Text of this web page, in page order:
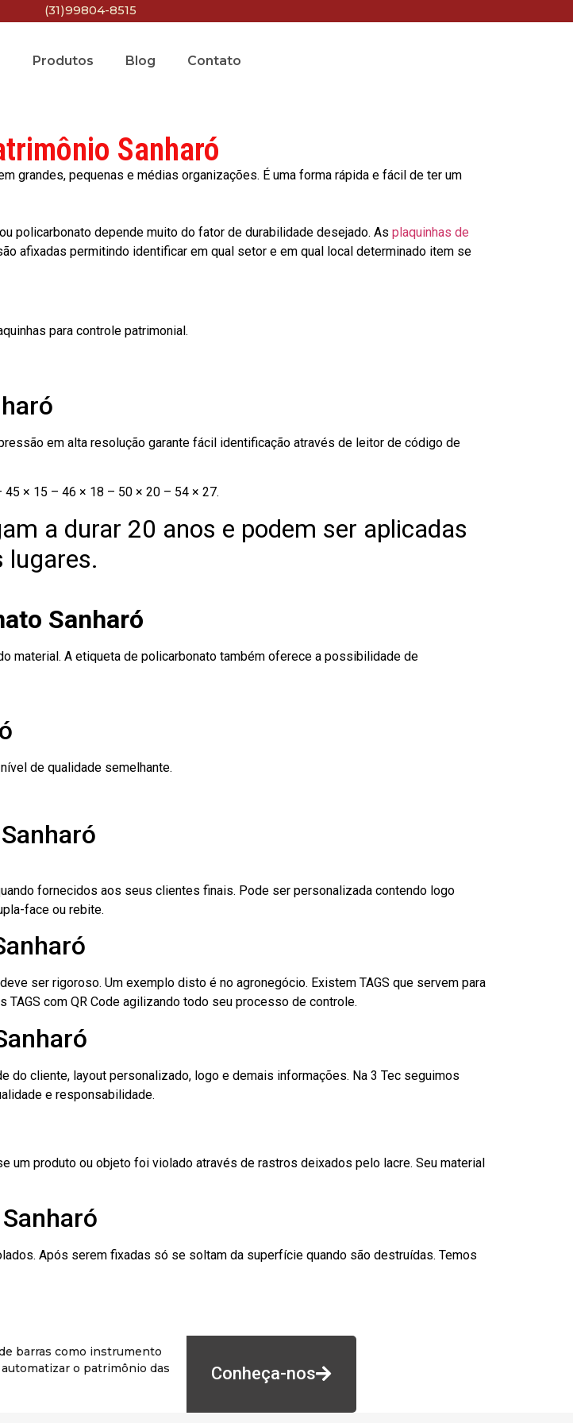
(31)99804-8515
Produtos Blog Contato
Sanharó
grandes, pequenas e médias organizações. É uma forma rápida e fácil de ter um
policarbonato depende muito do fator de durabilidade desejado. As plaquinhas de
afixadas permitindo identificar em qual setor e em qual local determinado item se
para controle patrimonial.
em alta resolução garante fácil identificação através de leitor de código de
× 15 – 46 × 18 – 50 × 20 – 54 × 27.
a durar 20 anos e podem ser aplicadas
lugares.
Sanharó
material. A etiqueta de policarbonato também oferece a possibilidade de
de qualidade semelhante.
fornecidos aos seus clientes finais. Pode ser personalizada contendo logo
face ou rebite.
ser rigoroso. Um exemplo disto é no agronegócio. Existem TAGS que servem para
TAGS com QR Code agilizando todo seu processo de controle.
cliente, layout personalizado, logo e demais informações. Na 3 Tec seguimos
e responsabilidade.
produto ou objeto foi violado através de rastros deixados pelo lacre. Seu material
Após serem fixadas só se soltam da superfície quando são destruídas. Temos
barras como instrumento
o patrimônio das
Conheça-nos